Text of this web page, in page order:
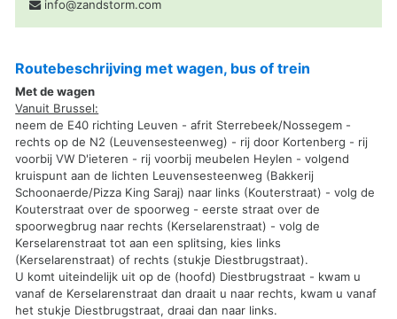
info@zandstorm.com
Routebeschrijving met wagen, bus of trein
Met de wagen
Vanuit Brussel:
neem de E40 richting Leuven - afrit Sterrebeek/Nossegem -
rechts op de N2 (Leuvensesteenweg) - rij door Kortenberg - rij
voorbij VW D'ieteren - rij voorbij meubelen Heylen - volgend
kruispunt aan de lichten Leuvensesteenweg (Bakkerij
Schoonaerde/Pizza King Saraj) naar links (Kouterstraat) - volg de
Kouterstraat over de spoorweg - eerste straat over de
spoorwegbrug naar rechts (Kerselarenstraat) - volg de
Kerselarenstraat tot aan een splitsing, kies links
(Kerselarenstraat) of rechts (stukje Diestbrugstraat).
U komt uiteindelijk uit op de (hoofd) Diestbrugstraat - kwam u
vanaf de Kerselarenstraat dan draait u naar rechts, kwam u vanaf
het stukje Diestbrugstraat, draai dan naar links.